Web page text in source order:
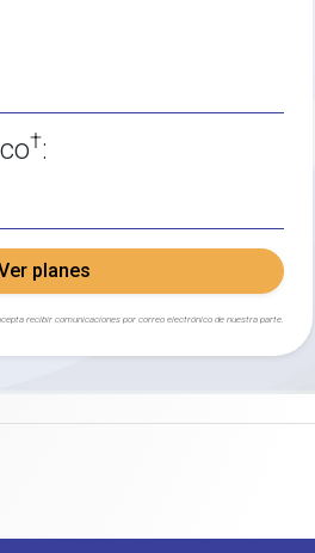
†:
planes
recibir comunicaciones por correo electrónico de nuestra parte.